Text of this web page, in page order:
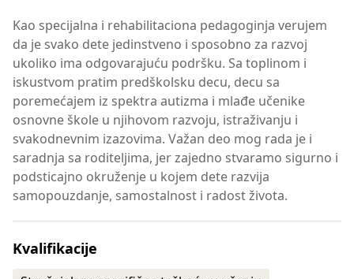
Kao specijalna i rehabilitaciona pedagoginja verujem
da je svako dete jedinstveno i sposobno za razvoj
ukoliko ima odgovarajuću podršku. Sa toplinom i
iskustvom pratim predškolsku decu, decu sa
poremećajem iz spektra autizma i mlađe učenike
osnovne škole u njihovom razvoju, istraživanju i
svakodnevnim izazovima. Važan deo mog rada je i
saradnja sa roditeljima, jer zajedno stvaramo sigurno i
podsticajno okruženje u kojem dete razvija
samopouzdanje, samostalnost i radost života.
Kvalifikacije